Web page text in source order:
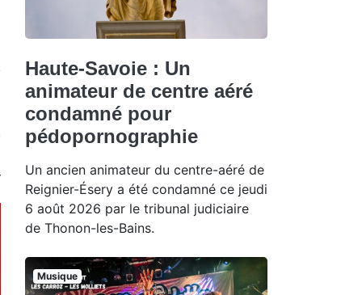
Haute-Savoie : Un
animateur de centre aéré
condamné pour
pédopornographie
Un ancien animateur du centre-aéré de
Reignier-Ésery a été condamné ce jeudi
6 août 2026 par le tribunal judiciaire
de Thonon-les-Bains.
Musique